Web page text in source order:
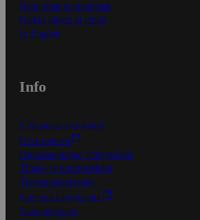
Näin tilaat ja muokkaat
Kaikki ohjeet ja vinkit
In English
Info
S-Business yrityksille
Oiva-raportit
Osuuskauppojen yhteystiedot
Tilaus- ja toimitusehdot
Tietosuojakäytäntö
Palvelun käyttöehdot
Saavutettavuus